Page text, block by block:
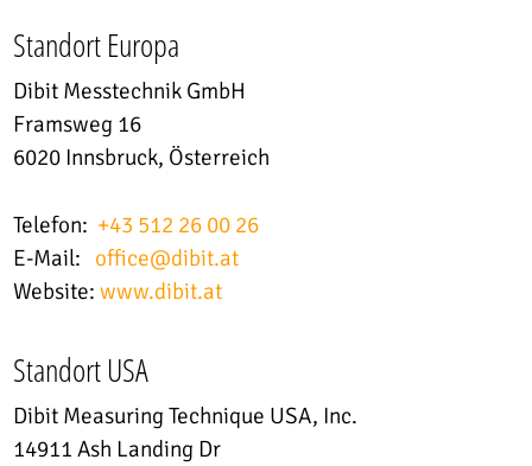
Standort Europa
Dibit Messtechnik GmbH
Framsweg 16
6020 Innsbruck, Österreich
Telefon: +43 512 26 00 26
E-Mail: office@dibit.at
Website:www.dibit.at
Standort USA
Dibit Measuring Technique USA, Inc.
14911 Ash Landing Dr